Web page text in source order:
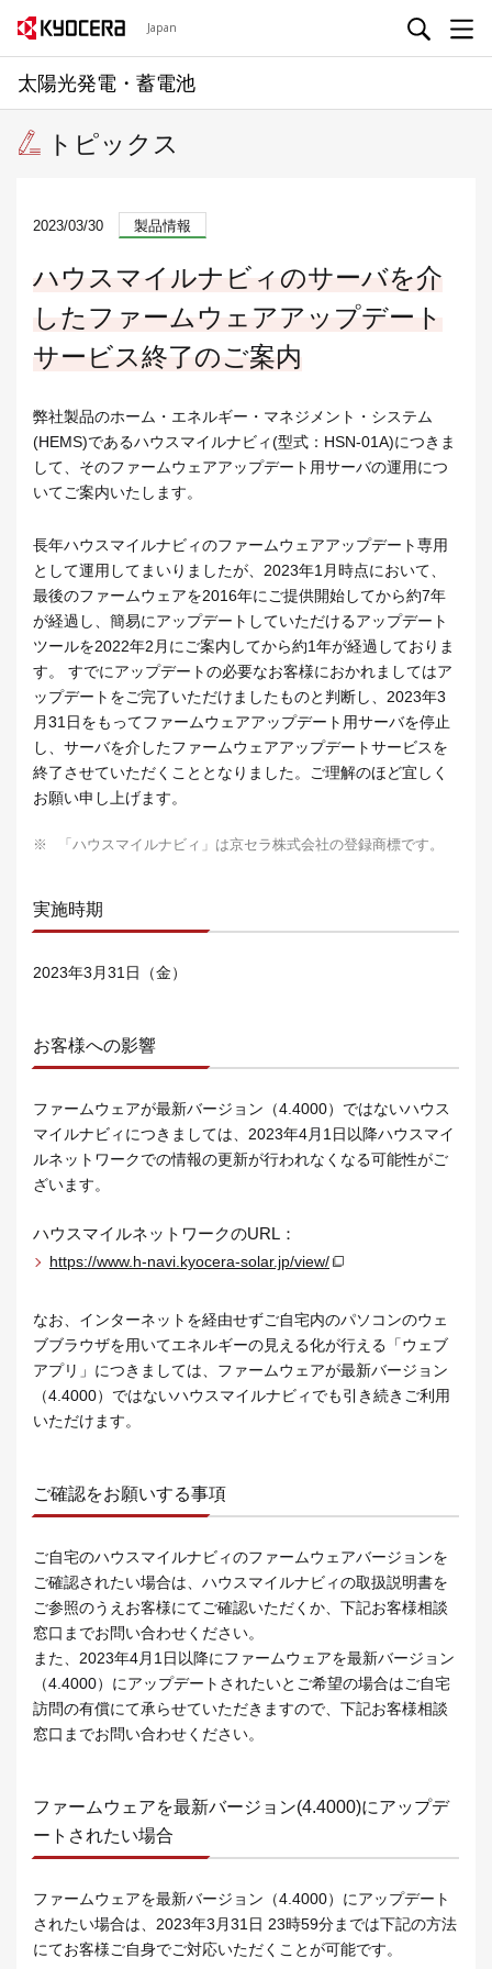
Japan
太陽光発電・蓄電池
トピックス
2023/03/30 製品情報
ハウスマイルナビィのサーバを介
したファームウェアアップデート
サービス終了のご案内
弊社製品のホーム・エネルギー・マネジメント・システム
(HEMS)であるハウスマイルナビィ(型式：HSN-01A)につきま
して、そのファームウェアアップデート用サーバの運用につ
いてご案内いたします。
長年ハウスマイルナビィのファームウェアアップデート専用
として運用してまいりましたが、2023年1月時点において、
最後のファームウェアを2016年にご提供開始してから約7年
が経過し、簡易にアップデートしていただけるアップデート
ツールを2022年2月にご案内してから約1年が経過しておりま
す。 すでにアップデートの必要なお客様におかれましてはア
ップデートをご完了いただけましたものと判断し、2023年3
月31日をもってファームウェアアップデート用サーバを停止
し、サーバを介したファームウェアアップデートサービスを
終了させていただくこととなりました。ご理解のほど宜しく
お願い申し上げます。
※ 「ハウスマイルナビィ」は京セラ株式会社の登録商標です。
実施時期
2023年3月31日（金）
お客様への影響
ファームウェアが最新バージョン（4.4000）ではないハウス
マイルナビィにつきましては、2023年4月1日以降ハウスマイ
ルネットワークでの情報の更新が行われなくなる可能性がご
ざいます。
ハウスマイルネットワークのURL：
https://www.h-navi.kyocera-solar.jp/view/
なお、インターネットを経由せずご自宅内のパソコンのウェ
ブブラウザを用いてエネルギーの見える化が行える「ウェブ
アプリ」につきましては、ファームウェアが最新バージョン
（4.4000）ではないハウスマイルナビィでも引き続きご利用
いただけます。
ご確認をお願いする事項
ご自宅のハウスマイルナビィのファームウェアバージョンを
ご確認されたい場合は、ハウスマイルナビィの取扱説明書を
ご参照のうえお客様にてご確認いただくか、下記お客様相談
窓口までお問い合わせください。
また、2023年4月1日以降にファームウェアを最新バージョン
（4.4000）にアップデートされたいとご希望の場合はご自宅
訪問の有償にて承らせていただきますので、下記お客様相談
窓口までお問い合わせください。
ファームウェアを最新バージョン(4.4000)にアップデ
ートされたい場合
ファームウェアを最新バージョン（4.4000）にアップデート
されたい場合は、2023年3月31日 23時59分までは下記の方法
にてお客様ご自身でご対応いただくことが可能です。